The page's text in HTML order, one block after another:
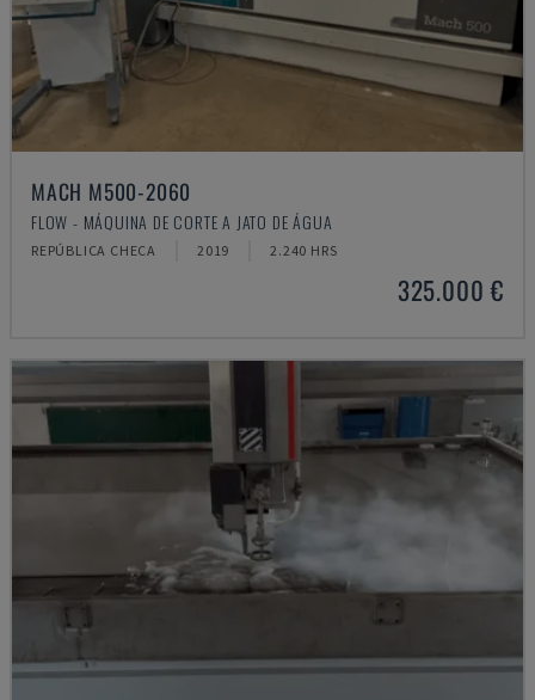
MACH M500-2060
FLOW - MÁQUINA DE CORTE A JATO DE ÁGUA
REPÚBLICA CHECA 2019 2.240 HRS
325.000 €